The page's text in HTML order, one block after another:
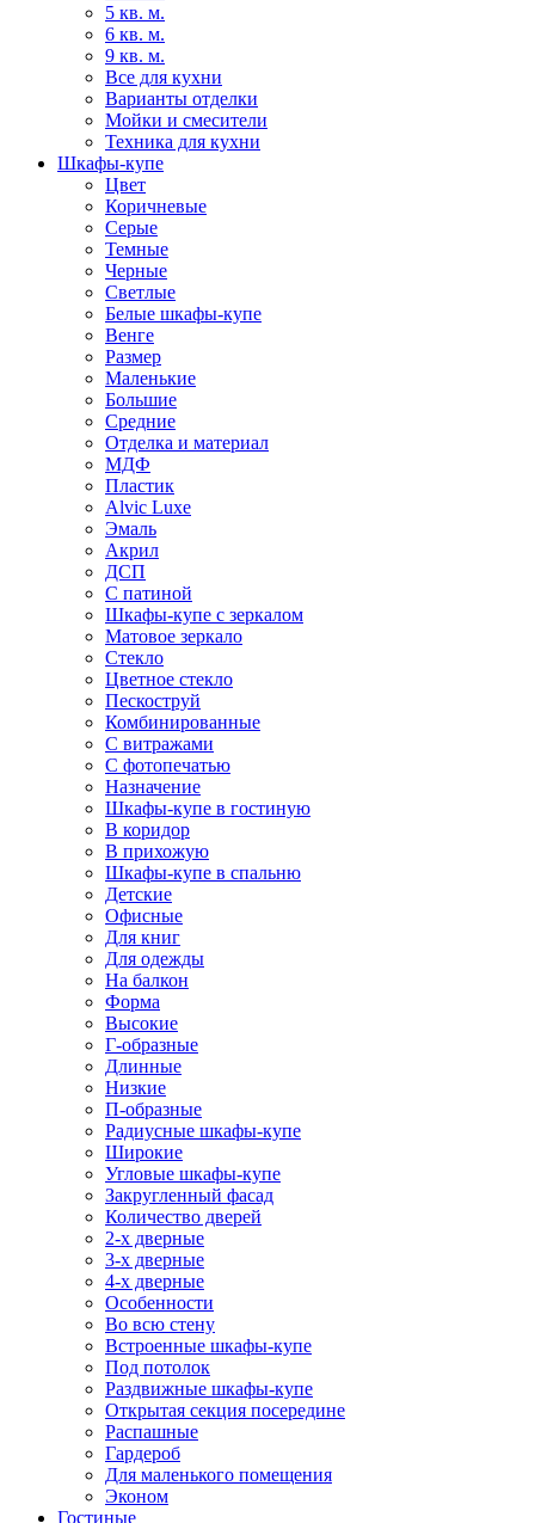
5 кв. м.
6 кв. м.
9 кв. м.
Все для кухни
Варианты отделки
Мойки и смесители
Техника для кухни
Шкафы-купе
Цвет
Коричневые
Серые
Темные
Черные
Светлые
Белые шкафы-купе
Венге
Размер
Маленькие
Большие
Средние
Отделка и материал
МДФ
Пластик
Alvic Luxe
Эмаль
Акрил
ДСП
С патиной
Шкафы-купе с зеркалом
Матовое зеркало
Стекло
Цветное стекло
Пескоструй
Комбинированные
С витражами
С фотопечатью
Назначение
Шкафы-купе в гостиную
В коридор
В прихожую
Шкафы-купе в спальню
Детские
Офисные
Для книг
Для одежды
На балкон
Форма
Высокие
Г-образные
Длинные
Низкие
П-образные
Радиусные шкафы-купе
Широкие
Угловые шкафы-купе
Закругленный фасад
Количество дверей
2-х дверные
3-х дверные
4-х дверные
Особенности
Во всю стену
Встроенные шкафы-купе
Под потолок
Раздвижные шкафы-купе
Открытая секция посередине
Распашные
Гардероб
Для маленького помещения
Эконом
Гостиные